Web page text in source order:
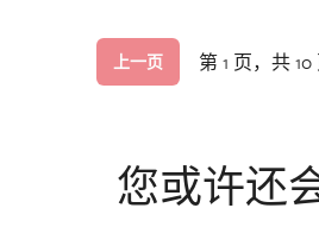
上一页 第 1 页，共 10
您或许还